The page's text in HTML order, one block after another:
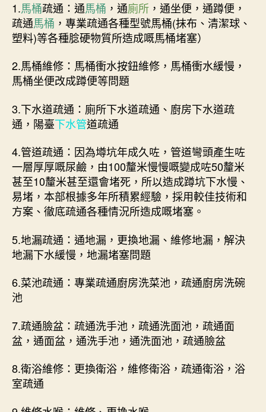
1.馬桶疏通：通馬桶 ，通廁所 ，通坐便，通蹲便，
疏通馬桶 ，專業疏通各種型號馬桶(抹布、清潔球、
塑料)等各種腍硬物質所造成嘅馬桶堵塞）
2.馬桶維修：馬桶衝水按鈕維修，馬桶衝水緩慢，
馬桶坐便改成蹲便等問題
3.下水道疏通：廁所下水道疏通、廚房下水道疏
通，陽臺下水管道疏通
4.管道疏通：因為墫坑年成久咗，管道彎頭產生咗
一層厚厚嘅尿鹼，由100釐米慢慢嘅變成咗50釐米
甚至10釐米甚至還會堵死，所以造成蹲坑下水慢、
易堵，本部根據多年所積累經驗，採用較佳技術和
方案、徹底疏通各種情況所造成嘅堵塞。
5.地漏疏通：通地漏，更換地漏、維修地漏，解決
地漏下水緩慢，地漏堵塞問題
6.菜池疏通：專業疏通廚房洗菜池，疏通廚房洗碗
池
7.疏通臉盆：疏通洗手池，疏通洗面池，疏通面
盆，通面盆，通洗手池，通洗面池，疏通臉盆
8.衛浴維修：更換衛浴，維修衛浴，疏通衛浴，浴
室疏通